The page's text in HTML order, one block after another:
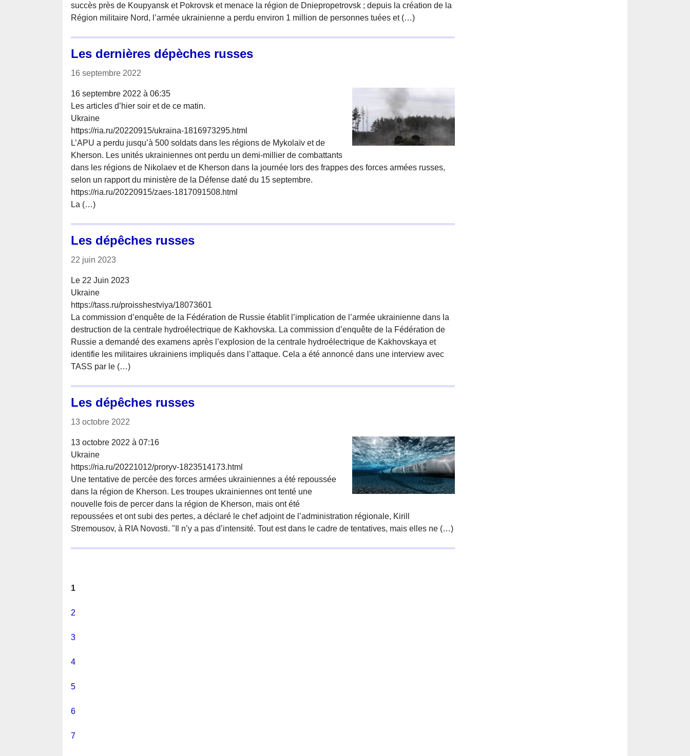
succès près de Koupyansk et Pokrovsk et menace la région de Dniepropetrovsk ; depuis la création de la
Région militaire Nord, l’armée ukrainienne a perdu environ 1 million de personnes tuées et (…)
Les dernières dépèches russes
16 septembre 2022
16 septembre 2022 à 06:35
Les articles d’hier soir et de ce matin.
Ukraine
https://ria.ru/20220915/ukraina-1816973295.html
L’APU a perdu jusqu’à 500 soldats dans les régions de Mykolaïv et de
Kherson. Les unités ukrainiennes ont perdu un demi-millier de combattants
dans les régions de Nikolaev et de Kherson dans la journée lors des frappes des forces armées russes,
selon un rapport du ministère de la Défense daté du 15 septembre.
https://ria.ru/20220915/zaes-1817091508.html
La (…)
Les dépêches russes
22 juin 2023
Le 22 Juin 2023
Ukraine
https://tass.ru/proisshestviya/18073601
La commission d’enquête de la Fédération de Russie établit l’implication de l’armée ukrainienne dans la
destruction de la centrale hydroélectrique de Kakhovska. La commission d’enquête de la Fédération de
Russie a demandé des examens après l’explosion de la centrale hydroélectrique de Kakhovskaya et
identifie les militaires ukrainiens impliqués dans l’attaque. Cela a été annoncé dans une interview avec
TASS par le (…)
Les dépêches russes
13 octobre 2022
13 octobre 2022 à 07:16
Ukraine
https://ria.ru/20221012/proryv-1823514173.html
Une tentative de percée des forces armées ukrainiennes a été repoussée
dans la région de Kherson. Les troupes ukrainiennes ont tenté une
nouvelle fois de percer dans la région de Kherson, mais ont été
repoussées et ont subi des pertes, a déclaré le chef adjoint de l’administration régionale, Kirill
Stremousov, à RIA Novosti. "Il n’y a pas d’intensité. Tout est dans le cadre de tentatives, mais elles ne (…)
1
2
3
4
5
6
7